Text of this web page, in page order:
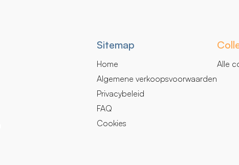
Secundaire
navigatie
Sitemap
Home
Algemene verkoopsvoorwaarden
Privacybeleid
FAQ
Cookies
Alle